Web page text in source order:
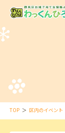
TOP 区内のイベント